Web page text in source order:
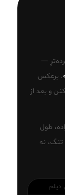
—
. برعکس
و بعد از
طول
تنگ، نه